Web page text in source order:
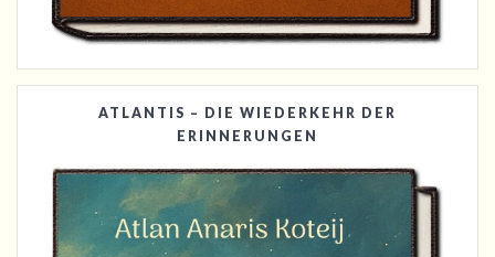
ATLANTIS – DIE WIEDERKEHR DER
ERINNERUNGEN